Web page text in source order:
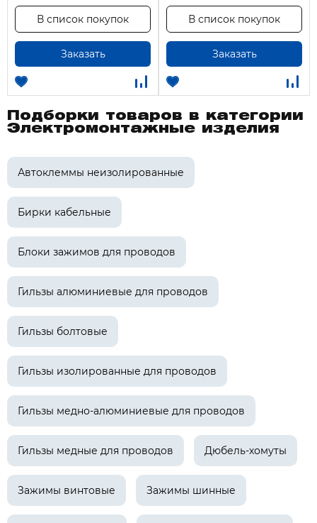
Заказать
В список покупок
Заказать
В список покупок
Подборки товаров в категории
Электромонтажные изделия
Автоклеммы неизолированные
Бирки кабельные
Блоки зажимов для проводов
Гильзы алюминиевые для проводов
Гильзы болтовые
Гильзы изолированные для проводов
Гильзы медно-алюминиевые для проводов
Гильзы медные для проводов Дюбель-хомуты
Зажимы винтовые Зажимы шинные